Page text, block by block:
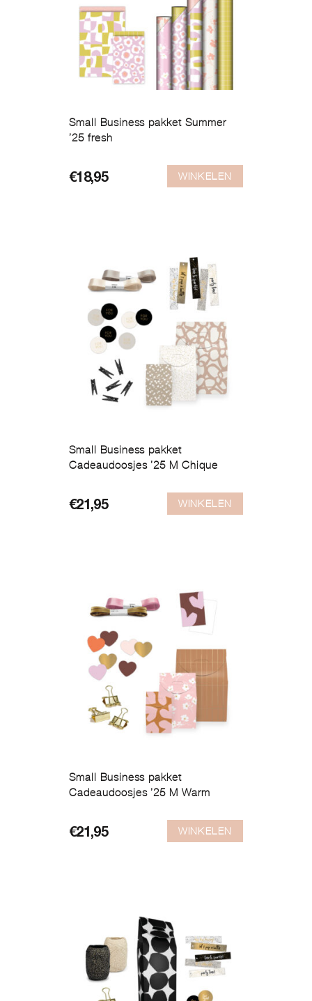
Small Business pakket Summer
’25 fresh
€18,95 WINKELEN
Small Business pakket
Cadeaudoosjes ’25 M Chique
€21,95 WINKELEN
Small Business pakket
Cadeaudoosjes ’25 M Warm
€21,95 WINKELEN